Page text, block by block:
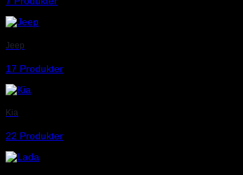
Jeep
17 Produkter
Kia
22 Produkter